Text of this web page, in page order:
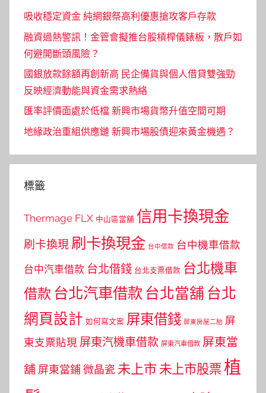
吸收穩定資金 純網銀祭高利優惠搶攻客戶存款
融資過熱警訊！金管會擬推台股槓桿儀錶板，散戶如
何避開斷頭風險？
國銀放款餘額再創新高 民企備貨與個人借貸雙強勁
反映經濟動能與資金需求熱絡
匯率評價面處於低檔 新興市場貨幣升值空間可期
地緣政治重組供應鏈 新興市場股債迎來黃金機遇？
標籤
Thermage FLX 中山區當舖 信用卡換現金
刷卡換現 刷卡換現金 台中借款 台中機車借款
台中汽車借款 台北借錢 台北支票借款 台北機車
借款 台北汽車借款 台北當舖 台北
網頁設計 如何寫文案 屏東借錢 屏東房屋二胎 屏
東支票貼現 屏東汽機車借款 屏東汽車借款 屏東當
舖 屏東當鋪 微晶瓷 未上市 未上市股票植